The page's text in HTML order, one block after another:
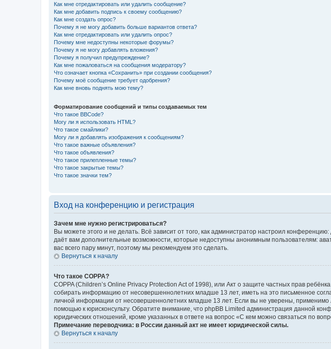
Как мне отредактировать или удалить сообщение?
Как мне добавить подпись к своему сообщению?
Как мне создать опрос?
Почему я не могу добавить больше вариантов ответа?
Как мне отредактировать или удалить опрос?
Почему мне недоступны некоторые форумы?
Почему я не могу добавлять вложения?
Почему я получил предупреждение?
Как мне пожаловаться на сообщения модератору?
Что означает кнопка «Сохранить» при создании сообщения?
Почему моё сообщение требует одобрения?
Как мне вновь поднять мою тему?
Форматирование сообщений и типы создаваемых тем
Что такое BBCode?
Могу ли я использовать HTML?
Что такое смайлики?
Могу ли я добавлять изображения к сообщениям?
Что такое важные объявления?
Что такое объявления?
Что такое прилепленные темы?
Что такое закрытые темы?
Что такое значки тем?
Вход на конференцию и регистрация
Зачем мне нужно регистрироваться?
Вы можете этого и не делать. Всё зависит от того, как администратор настроил
даёт вам дополнительные возможности, которые недоступны анонимным пользователям:
вас всего пару минут, поэтому мы рекомендуем это сделать.
Вернуться к началу
Что такое COPPA?
COPPA (Children’s Online Privacy Protection Act of 1998), или Акт о защите частных прав
собирать информацию от несовершеннолетних младше 13 лет, иметь на это письменное
личной информации от несовершеннолетних младше 13 лет. Если вы не уверены, применимо
помощью к юрисконсульту. Обратите внимание, что phpBB Limited администрация данной
юридических отношений, кроме указанных в ответе на вопрос «С кем можно связаться по
Примечание переводчика: в России данный акт не имеет юридической силы.
Вернуться к началу